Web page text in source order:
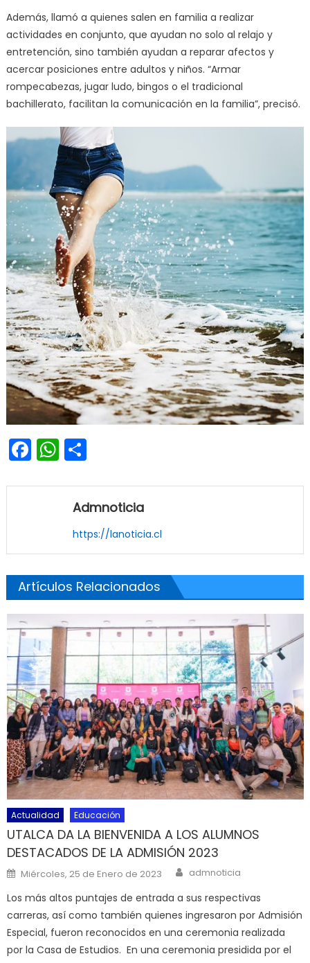
Además, llamó a quienes salen en familia a realizar
actividades en conjunto, que ayudan no solo al relajo y
entretención, sino también ayudan a reparar afectos y
acercar posiciones entre adultos y niños. “Armar
rompecabezas, jugar ludo, bingos o el tradicional
bachillerato, facilitan la comunicación en la familia”, precisó.
Facebook
WhatsApp
Share
Admnoticia
https://lanoticia.cl
Artículos Relacionados
Actualidad Educación
UTALCA DA LA BIENVENIDA A LOS ALUMNOS
DESTACADOS DE LA ADMISIÓN 2023
Posted on
Miércoles, 25 de Enero de 2023 Author
admnoticia
Los más altos puntajes de entrada a sus respectivas
carreras, así como también quienes ingresaron por Admisión
Especial, fueron reconocidos en una ceremonia realizada
por la Casa de Estudios. En una ceremonia presidida por el